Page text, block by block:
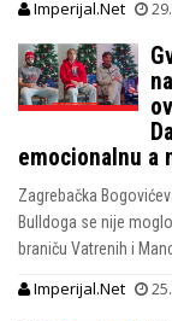
Imperijal.Net
emocionalnu a
Zagrebačka
Bulldoga se nije
braniču Vatrenih i
Imperijal.Net